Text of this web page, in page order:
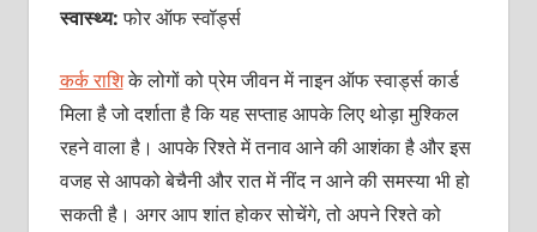
स्वास्थ्य:फोर ऑफ स्‍वॉर्ड्स
कर्क राशिके लोगों को प्रेम जीवन में नाइन ऑफ स्‍वार्ड्स कार्ड
मिला है जो दर्शाता है कि यह सप्‍ताह आपके लिए थोड़ा मुश्किल
रहने वाला है। आपके रिश्‍ते में तनाव आने की आशंका है और इस
वजह से आपको बेचैनी और रात में नींद न आने की समस्‍या भी हो
सकती है। अगर आप शांत होकर सोचेंगे, तो अपने रिश्‍ते को